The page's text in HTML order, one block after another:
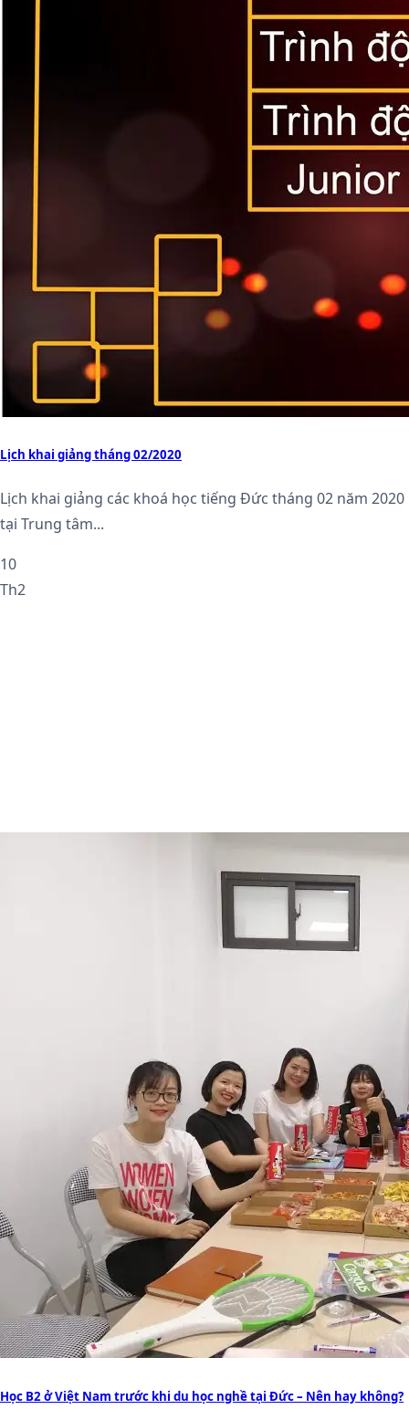
Lịch khai giảng tháng 02/2020
Lịch khai giảng các khoá học tiếng Đức tháng 02 năm 2020
tại Trung tâm...
10
Th2
Học B2 ở Việt Nam trước khi du học nghề tại Đức – Nên hay không?